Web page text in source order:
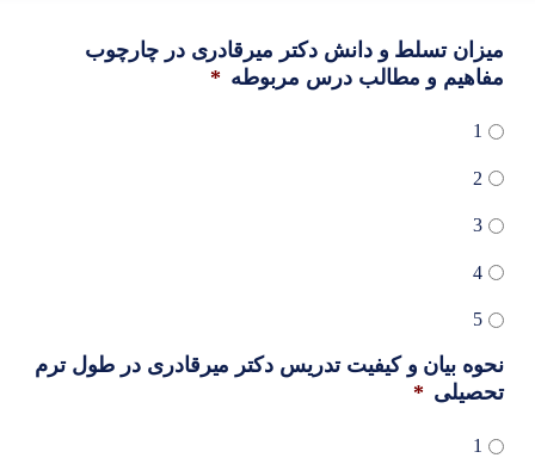
میزان تسلط و دانش دکتر میرقادری در چارچوب
مفاهیم و مطالب درس مربوطه *
1
2
3
4
5
نحوه بیان و کیفیت تدریس دکتر میرقادری در طول ترم
تحصیلی *
1